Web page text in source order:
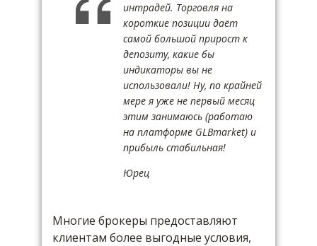
интрадей. Торговля на
короткие позиции даёт
самой большой прирост к
депозиту, какие бы
индикаторы вы не
использовали! Ну, по крайней
мере я уже не первый месяц
этим занимаюсь (работаю
на платформе GLBmarket) и
прибыль стабильная!
Юрец
Многие брокеры предоставляют
клиентам более выгодные условия,